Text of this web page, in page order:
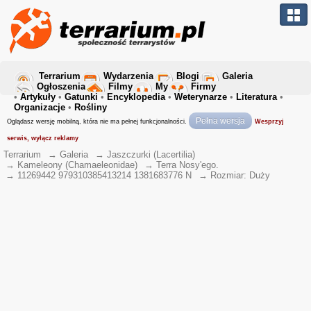
Terrarium Wydarzenia Blogi
Galeria
Ogłoszenia
Filmy My
Firmy
• Artykuły • Gatunki • Encyklopedia• Weterynarze • Literatura•
Organizacje • Rośliny
Oglądasz wersję mobilną, która nie ma pełnej funkcjonalności. Pełna wersja Wesprzyj
serwis, wyłącz reklamy
Terrarium → Galeria → Jaszczurki (Lacertilia)
→ Kameleony (Chamaeleonidae) → Terra Nosy'ego.
→ 11269442 979310385413214 1381683776 N → Rozmiar: Duży